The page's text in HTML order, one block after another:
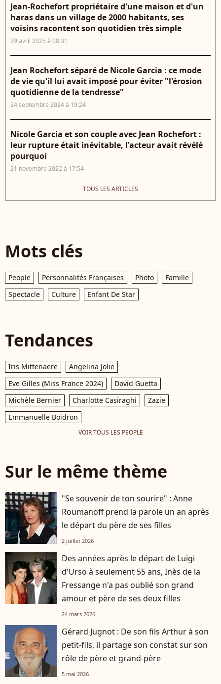
Jean-Rochefort propriétaire d'une maison et d'un
haras dans un village de 2000 habitants, ses
voisins racontent son quotidien très simple
29 avril 2025 à 08:31
Jean Rochefort séparé de Nicole Garcia : ce mode
de vie qu'il lui avait imposé pour éviter "l'érosion
quotidienne de la tendresse"
24 septembre 2024 à 19:24
Nicole Garcia et son couple avec Jean Rochefort :
leur rupture était inévitable, l'acteur avait révélé
pourquoi
21 novembre 2022 à 17:54
TOUS LES ARTICLES
Mots clés
People Personnalités Françaises Photo
Famille
Spectacle
Culture Enfant De Star
Tendances
Iris Mittenaere
Angelina Jolie
Eve Gilles (Miss France 2024)
David Guetta
Michèle Bernier
Charlotte Casiraghi
Zazie
Emmanuelle Boidron
VOIR TOUS LES PEOPLE
Sur le même thème
"Se souvenir de ton sourire" : Anne
Roumanoff prend la parole un an après
le départ du père de ses filles
2 juillet 2026
Des années après le départ de Luigi
d'Urso à seulement 55 ans, Inès de la
Fressange n'a pas oublié son grand
amour et père de ses deux filles
24 mars 2026
Gérard Jugnot : De son fils Arthur à son
petit-fils, il partage son constat sur son
rôle de père et grand-père
5 mai 2026